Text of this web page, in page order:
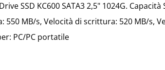
SSD KC600 SATA3 2,5" 1024G. Capacità
550 MB/s, Velocità di scrittura: 520 MB/s,
PC/PC portatile